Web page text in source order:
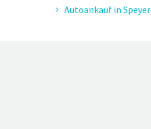
Autoankauf in Speyer